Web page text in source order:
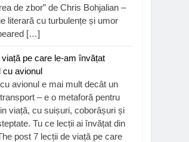
de zbor” de Chris Bohjalian –
literară cu turbulențe și umor
[…]
viață pe care le-am învățat
cu avionul
avionul e mai mult decât un
– e o metaforă pentru
viață, cu suișuri, coborâșuri și
Tu ce lecții ai învățat din
post 7 lecții de viață pe care